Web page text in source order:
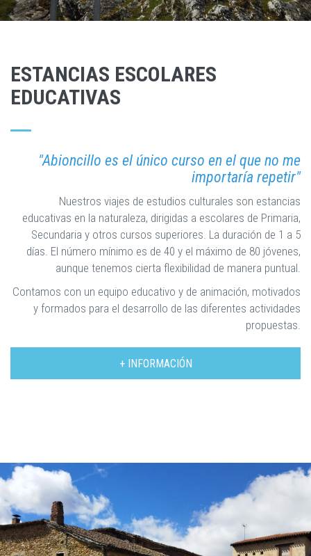
ESTANCIAS ESCOLARES
EDUCATIVAS
"Abioncillo es el único curso en el que no me
importaría repetir"
Nuestros viajes de estudios culturales son estancias
educativas en la naturaleza, dirigidas a escolares de Primaria,
Secundaria y otros cursos superiores. La duración de 1 a 5
días. El número mínimo es de 40 y el máximo de 80 jóvenes,
aunque tenemos cierta flexibilidad de manera puntual.
Contamos con un equipo educativo y de animación, motivados
y formados para el desarrollo de las diferentes actividades
propuestas.
+ INFORMACIÓN